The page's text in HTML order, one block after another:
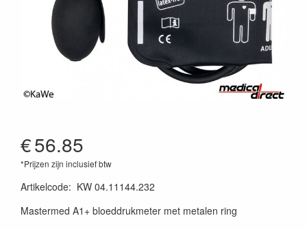
€56.85
*Prijzen zijn inclusief btw
Artikelcode: KW 04.11144.232
Mastermed A1+ bloeddrukmeter met metalen ring